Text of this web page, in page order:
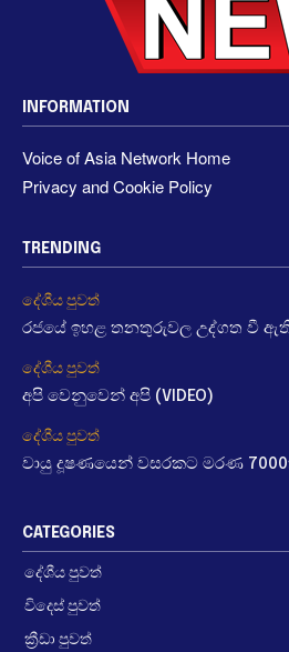
INFORMATION
Voice of Asia Network Home
Privacy and Cookie Policy
TRENDING
දේශීය පුවත්
රජයේ ඉහළ තනතුරුවල උද්ගත වී ඇති
දේශීය පුවත්
අපි වෙනුවෙන් අපි (VIDEO)
දේශීය පුවත්
වායු දූෂණයෙන් වසරකට මරණ 7000ක්
CATEGORIES
දේශීය පුවත්
විදෙස් පුවත්
ක්‍රීඩා පුවත්